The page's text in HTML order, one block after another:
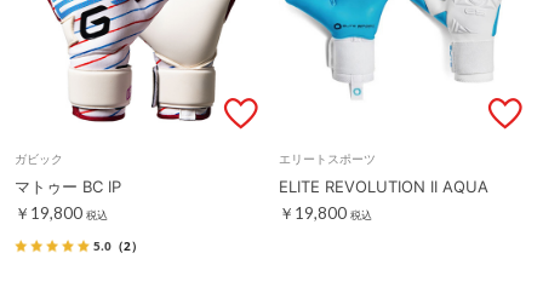
ガビック
マトゥー BC IP
￥19,800 税込
5.0 （2）
エリートスポーツ
ELITE REVOLUTION II AQUA
￥19,800 税込